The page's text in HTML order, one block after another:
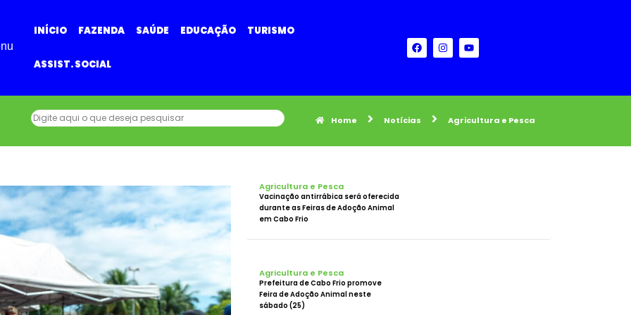
INÍCIO FAZENDA SAÚDE EDUCAÇÃO TURISMO
ASSIST. SOCIAL
Home Notícias Agricultura e Pesca
Agricultura e Pesca
Vacinação antirrábica será oferecida
durante as Feiras de Adoção Animal
em Cabo Frio
Agricultura e Pesca
Prefeitura de Cabo Frio promove
Feira de Adoção Animal neste
sábado (25)